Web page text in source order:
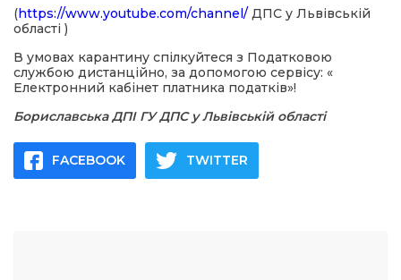
(https://www.youtube.com/channel/ ДПС у Львівській
області )
В умовах карантину спілкуйтеся з Податковою
службою дистанційно, за допомогою сервісу: «
Електронний кабінет платника податків»!
Бориславська ДПІ ГУ ДПС у Львівській області
FACEBOOK TWITTER